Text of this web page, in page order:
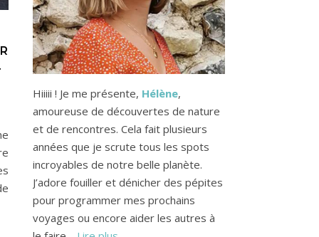
Hiiiii ! Je me présente, Hélène,
amoureuse de découvertes de nature
et de rencontres. Cela fait plusieurs
années que je scrute tous les spots
incroyables de notre belle planète.
J’adore fouiller et dénicher des pépites
pour programmer mes prochains
voyages ou encore aider les autres à